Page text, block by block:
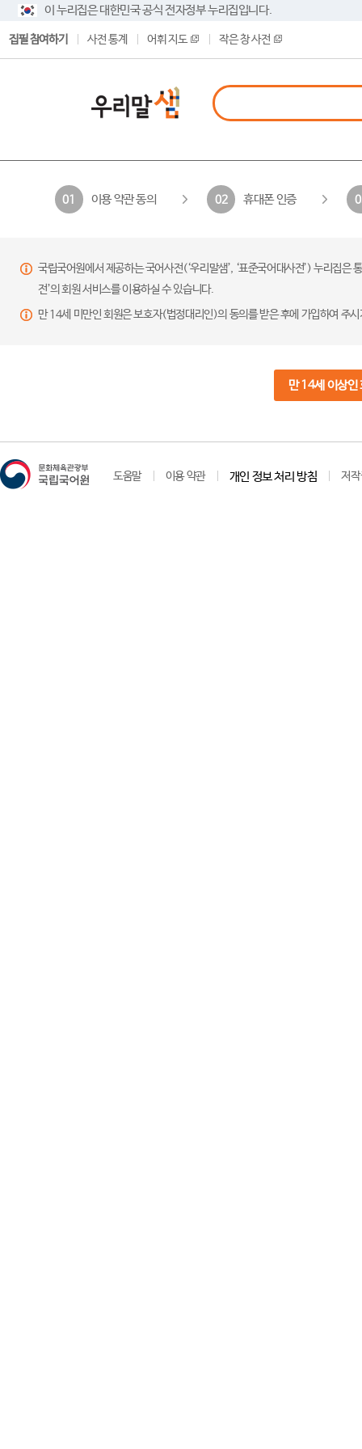
이 누리집은 대한민국 공식 전자정부 누리집입니다.
집필 참여하기 사전 통계 어휘 지도 작은 창 사전
01 이용 약관 동의 02 휴대폰 인증
국립국어원에서 제공하는 국어사전(‘우리말샘’, ‘표준국어대사전’) 누리집
전’의 회원 서비스를 이용하실 수 있습니다.
만 14세 미만인 회원은 보호자(법정대리인)의 동의를 받은 후에 가입하여 주
만 14세 이상인
도움말 이용 약관 개인 정보 처리 방침 저